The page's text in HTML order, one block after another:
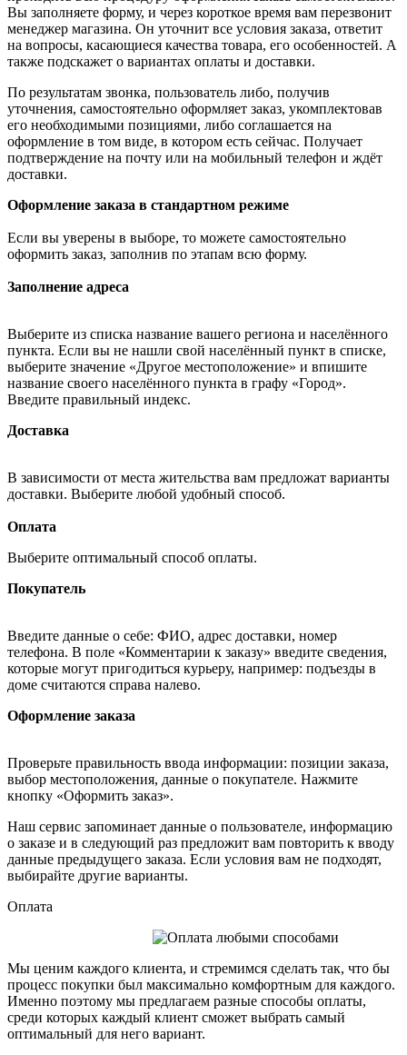
Вы заполняете форму, и через короткое время вам перезвонит
менеджер магазина. Он уточнит все условия заказа, ответит
на вопросы, касающиеся качества товара, его особенностей. А
также подскажет о вариантах оплаты и доставки.
По результатам звонка, пользователь либо, получив
уточнения, самостоятельно оформляет заказ, укомплектовав
его необходимыми позициями, либо соглашается на
оформление в том виде, в котором есть сейчас. Получает
подтверждение на почту или на мобильный телефон и ждёт
доставки.
Оформление заказа в стандартном режиме
Если вы уверены в выборе, то можете самостоятельно
оформить заказ, заполнив по этапам всю форму.
Заполнение адреса
Выберите из списка название вашего региона и населённого
пункта. Если вы не нашли свой населённый пункт в списке,
выберите значение «Другое местоположение» и впишите
название своего населённого пункта в графу «Город».
Введите правильный индекс.
Доставка
В зависимости от места жительства вам предложат варианты
доставки. Выберите любой удобный способ.
Оплата
Выберите оптимальный способ оплаты.
Покупатель
Введите данные о себе: ФИО, адрес доставки, номер
телефона. В поле «Комментарии к заказу» введите сведения,
которые могут пригодиться курьеру, например: подъезды в
доме считаются справа налево.
Оформление заказа
Проверьте правильность ввода информации: позиции заказа,
выбор местоположения, данные о покупателе. Нажмите
кнопку «Оформить заказ».
Наш сервис запоминает данные о пользователе, информацию
о заказе и в следующий раз предложит вам повторить к вводу
данные предыдущего заказа. Если условия вам не подходят,
выбирайте другие варианты.
Оплата
Мы ценим каждого клиента, и стремимся сделать так, что бы
процесс покупки был максимально комфортным для каждого.
Именно поэтому мы предлагаем разные способы оплаты,
среди которых каждый клиент сможет выбрать самый
оптимальный для него вариант.